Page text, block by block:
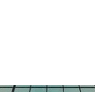
El Espíritu